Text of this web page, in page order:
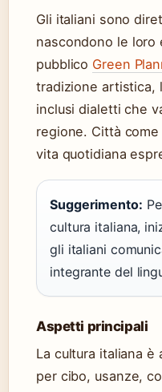
Gli italiani sono
nascondono le loro
pubblico Green
tradizione artistica,
inclusi dialetti che
regione. Città
vita quotidiana
Suggerimento:
cultura italiana,
gli italiani
integrante del
Aspetti principali
La cultura italiana è
per cibo, usanze,